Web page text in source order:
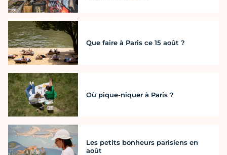
Que faire à Paris ce 15 août ?
Où pique-niquer à Paris ?
Les petits bonheurs parisiens en
août